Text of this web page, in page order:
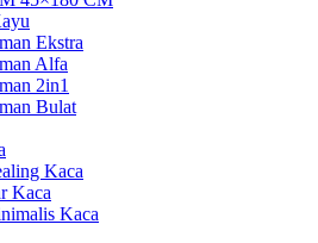
Ekstra
Alfa
2in1
Bulat
Kaca
Kaca
Kaca